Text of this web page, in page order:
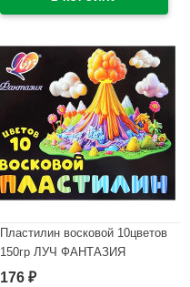
Пластилин восковой 10цветов
150гр ЛУЧ ФАНТАЗИЯ
классический+
176 ₽